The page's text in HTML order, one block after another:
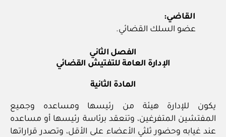
القاضي:
عضو السلك القضائي.
الفصل الثاني
الإدارة العامة للتفتيش القضائي
المادة الثانية
يكون للإدارة هيئة من رئيسها ومساعده وجميع
المفتشين المتفرغين، وتنعقد برئاسة رئيسها أو مساعده
عند غيابه وحضور ثلثي الأعضاء على الأقل، وتصدر قراراتها